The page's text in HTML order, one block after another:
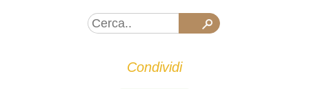
Condividi